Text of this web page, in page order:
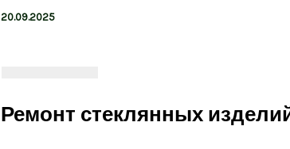
20.09.2025
Ремонт стеклянных